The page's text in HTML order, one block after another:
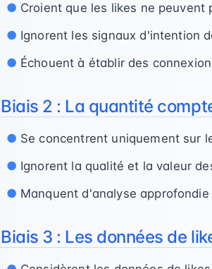
Croient que les likes ne
Ignorent les signaux d'intention
Échouent à établir des
Biais 2 : La quantité
Se concentrent uniquement sur
Ignorent la qualité et la valeur
Manquent d'analyse
Biais 3 : Les données de